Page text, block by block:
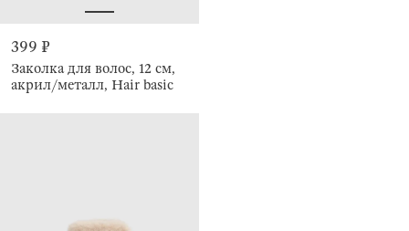
399 ₽
Заколка для волос, 12 см,
акрил/металл, Hair basic